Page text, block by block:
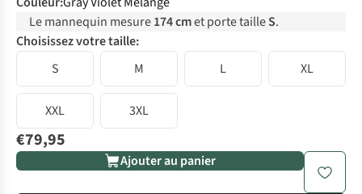
Le mannequin mesure174 cmet porte tailleS.
Choisissez votre taille:
S
M L XL
XXL 3XL
€79,95
Ajouter au panier